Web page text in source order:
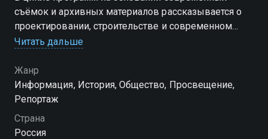
съёмок и архивных материалов рассказывается о
проектировании, строительстве и современном
состоянии первой военно-морской крепости, её
Посмотреть онлайн 1 сезон сериала Кронштадтская
крепость. Страницы истории вы можете
совершенно бесплатно в хорошем HD качестве на
Смотрёшке
Читать дальше
Жанр
Информация, История, Общество, Просвещение,
Репортаж
Страна
Россия